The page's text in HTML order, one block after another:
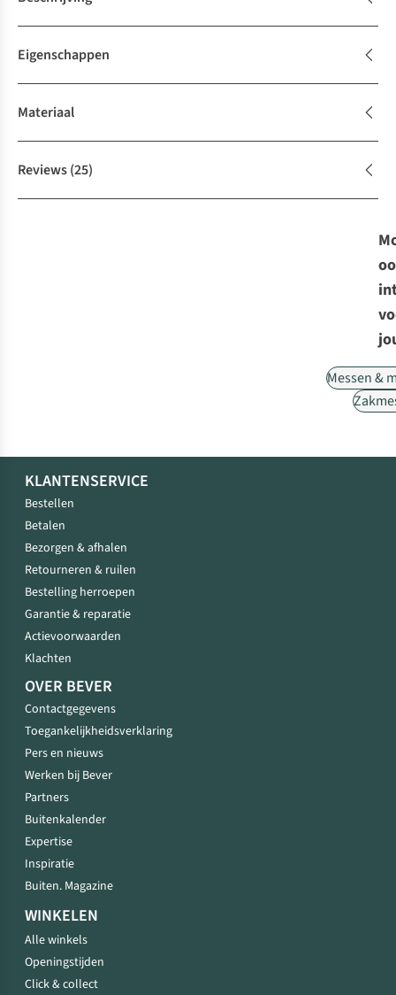
Eigenschappen
Materiaal
Reviews(25)
Messen &
KLANTENSERVICE
Bestellen
Betalen
Bezorgen & afhalen
Retourneren & ruilen
Bestelling herroepen
Garantie & reparatie
Actievoorwaarden
Klachten
OVER BEVER
Contactgegevens
Toegankelijkheidsverklaring
Pers en nieuws
Werken bij Bever
Partners
Buitenkalender
Expertise
Inspiratie
Buiten. Magazine
WINKELEN
Alle winkels
Openingstijden
Click & collect